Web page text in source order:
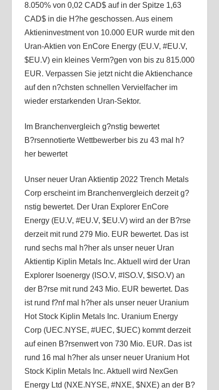
8.050% von 0,02 CAD$ auf in der Spitze 1,63
CAD$ in die H?he geschossen. Aus einem
Aktieninvestment von 10.000 EUR wurde mit den
Uran-Aktien von EnCore Energy (EU.V, #EU.V,
$EU.V) ein kleines Verm?gen von bis zu 815.000
EUR. Verpassen Sie jetzt nicht die Aktienchance
auf den n?chsten schnellen Vervielfacher im
wieder erstarkenden Uran-Sektor.
Im Branchenvergleich g?nstig bewertet
B?rsennotierte Wettbewerber bis zu 43 mal h?
her bewertet
Unser neuer Uran Aktientip 2022 Trench Metals
Corp erscheint im Branchenvergleich derzeit g?
nstig bewertet. Der Uran Explorer EnCore
Energy (EU.V, #EU.V, $EU.V) wird an der B?rse
derzeit mit rund 279 Mio. EUR bewertet. Das ist
rund sechs mal h?her als unser neuer Uran
Aktientip Kiplin Metals Inc. Aktuell wird der Uran
Explorer Isoenergy (ISO.V, #ISO.V, $ISO.V) an
der B?rse mit rund 243 Mio. EUR bewertet. Das
ist rund f?nf mal h?her als unser neuer Uranium
Hot Stock Kiplin Metals Inc. Uranium Energy
Corp (UEC.NYSE, #UEC, $UEC) kommt derzeit
auf einen B?rsenwert von 730 Mio. EUR. Das ist
rund 16 mal h?her als unser neuer Uranium Hot
Stock Kiplin Metals Inc. Aktuell wird NexGen
Energy Ltd (NXE.NYSE, #NXE, $NXE) an der B?